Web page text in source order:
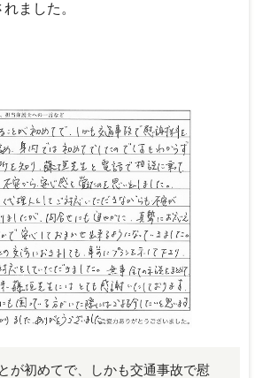
れました。
が初めてで、しかも交通事故で慰